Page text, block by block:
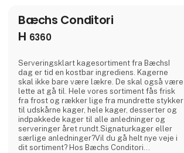
og sødme. Fra svampet kage til cremet is og
delikate trøfler, udnytter vi bananernes
Bæchs Conditori
H 6360
Serveringsklart kagesortiment fra BæchsI
dag er tid en kostbar ingrediens. Kagerne
skal ikke bare være lækre. De skal også være
lette at gå til. Hele vores sortiment fås frisk
fra frost og rækker lige fra mundrette stykker
til udskårne kager, hele kager, desserter og
indpakkede kager til alle anledninger og
serveringer året rundt.Signaturkager eller
særlige anledninger?Vil du gå helt nye veje i
dit sortiment? Hos Bæchs Conditori